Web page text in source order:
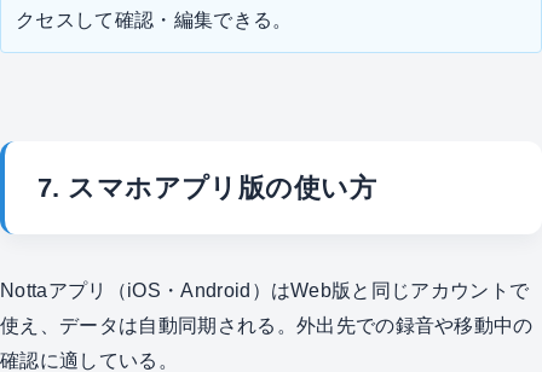
クセスして確認・編集できる。
7. スマホアプリ版の使い方
Nottaアプリ（iOS・Android）はWeb版と同じアカウントで
使え、データは自動同期される。外出先での録音や移動中の
確認に適している。